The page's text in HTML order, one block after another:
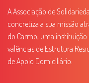
A Associação de
concretiza a sua missão
do Carmo, uma
valências de Estrutura
de Apoio Domiciliário.